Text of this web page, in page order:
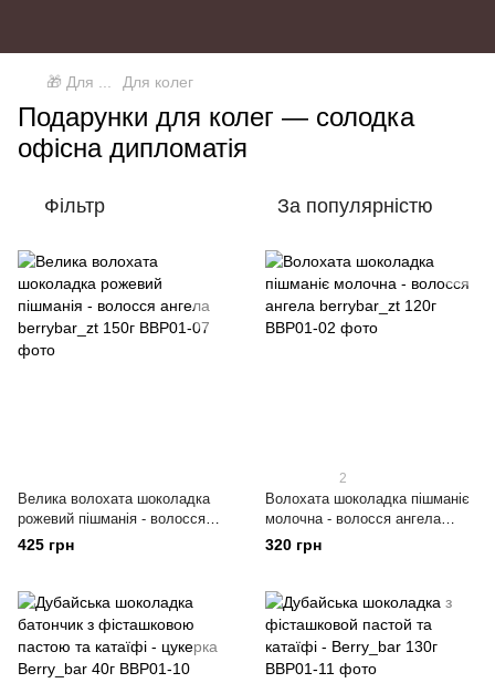
🎁 Для ... Для колег
Подарунки для колег — солодка
офісна дипломатія
Фільтр За популярністю
Велика волохата шоколадка
рожевий пішманія - волосся
ангела berrybar_zt 150г
425 грн
2
Волохата шоколадка пішманіє
молочна - волосся ангела
berrybar_zt 120г
320 грн